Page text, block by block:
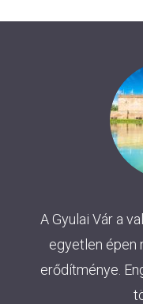
A Gyulai Vár a
egyetlen épen
erődítménye.